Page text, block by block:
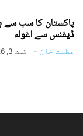
پاکستان کا سب سے
ڈیفنس سے اغواء
عظمت خان - اگست 3, 2026